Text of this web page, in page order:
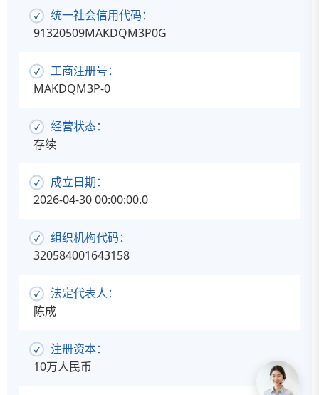
统一社会信用代码：
91320509MAKDQM3P0G
工商注册号：
MAKDQM3P-0
经营状态：
存续
成立日期：
2026-04-30 00:00:00.0
组织机构代码：
320584001643158
法定代表人：
陈成
注册资本：
10万人民币